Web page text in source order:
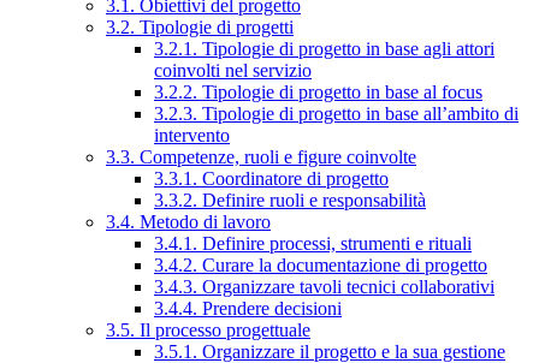
3.1. Obiettivi del progetto
3.2. Tipologie di progetti
3.2.1. Tipologie di progetto in base agli attori
coinvolti nel servizio
3.2.2. Tipologie di progetto in base al focus
3.2.3. Tipologie di progetto in base all’ambito di
intervento
3.3. Competenze, ruoli e figure coinvolte
3.3.1. Coordinatore di progetto
3.3.2. Definire ruoli e responsabilità
3.4. Metodo di lavoro
3.4.1. Definire processi, strumenti e rituali
3.4.2. Curare la documentazione di progetto
3.4.3. Organizzare tavoli tecnici collaborativi
3.4.4. Prendere decisioni
3.5. Il processo progettuale
3.5.1. Organizzare il progetto e la sua gestione